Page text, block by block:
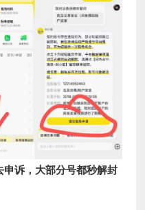
诉，大部分号都秒解封